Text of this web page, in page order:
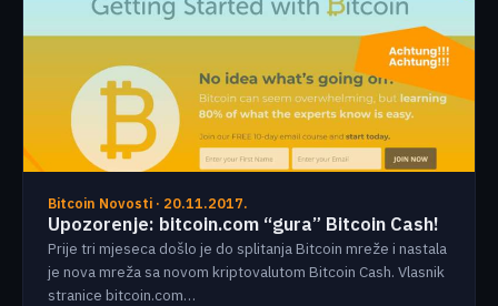
Bitcoin Novosti · 20.11.2017.
Upozorenje: bitcoin.com “gura” Bitcoin Cash!
Prije tri mjeseca došlo je do splitanja Bitcoin mreže i nastala
je nova mreža sa novom kriptovalutom Bitcoin Cash. Vlasnik
stranice bitcoin.com…